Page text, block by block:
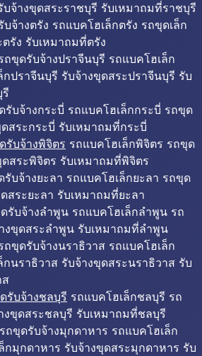
บจ้างขุดสระราชบุรี รับเหมาถมที่ราชบุรี
จ้างตรัง รถแบคโฮเล็กตรัง รถขุดเล็ก
รัง รับเหมาถมที่ตรัง
ถขุดรับจ้างปราจีนบุรี รถแบคโฮเล็ก
ปราจีนบุรี รับจ้างขุดสระปราจีนบุรี รับ
รับจ้างกระบี่ รถแบคโฮเล็กกระบี่ รถขุด
สระกระบี่ รับเหมาถมที่กระบี่
รับจ้างพิจิตร รถแบคโฮเล็กพิจิตร รถขุด
ดสระพิจิตร รับเหมาถมที่พิจิตร
รับจ้างยะลา รถแบคโฮเล็กยะลา รถขุด
สระยะลา รับเหมาถมที่ยะลา
รับจ้างลำพูน รถแบคโฮเล็กลำพูน รถ
งขุดสระลำพูน รับเหมาถมที่ลำพูน
ถขุดรับจ้างนราธิวาส รถแบคโฮเล็ก
กนราธิวาส รับจ้างขุดสระนราธิวาส รับ
ส
รับจ้างชลบุรี รถแบคโฮเล็กชลบุรี รถ
งขุดสระชลบุรี รับเหมาถมที่ชลบุรี
ถขุดรับจ้างมุกดาหาร รถแบคโฮเล็ก
กมุกดาหาร รับจ้างขุดสระมุกดาหาร รับ